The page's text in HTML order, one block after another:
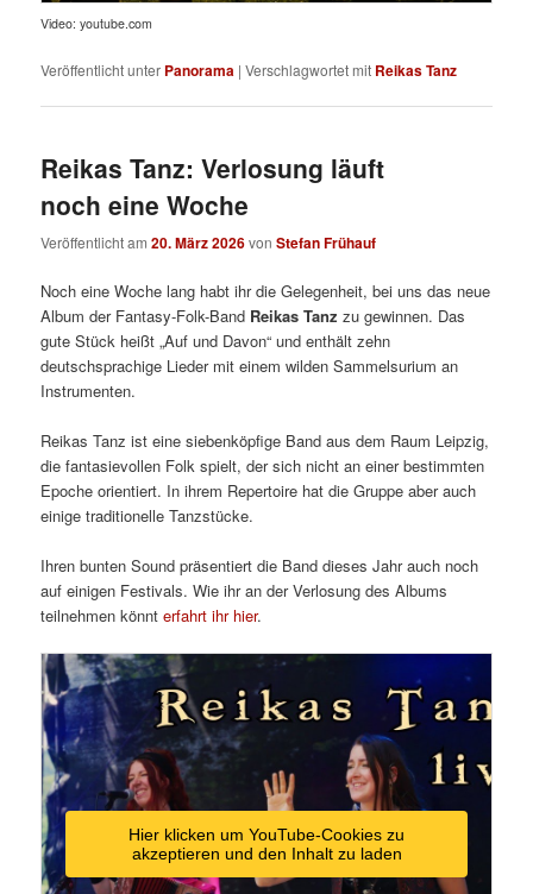
Video: youtube.com
Veröffentlicht unter Panorama |Verschlagwortet mit Reikas Tanz
Reikas Tanz: Verlosung läuft
noch eine Woche
Veröffentlicht am20. März 2026vonStefan Frühauf
Noch eine Woche lang habt ihr die Gelegenheit, bei uns das neue
Album der Fantasy-Folk-Band Reikas Tanz zu gewinnen. Das
gute Stück heißt „Auf und Davon“ und enthält zehn
deutschsprachige Lieder mit einem wilden Sammelsurium an
Instrumenten.
Reikas Tanz ist eine siebenköpfige Band aus dem Raum Leipzig,
die fantasievollen Folk spielt, der sich nicht an einer bestimmten
Epoche orientiert. In ihrem Repertoire hat die Gruppe aber auch
einige traditionelle Tanzstücke.
Ihren bunten Sound präsentiert die Band dieses Jahr auch noch
auf einigen Festivals. Wie ihr an der Verlosung des Albums
teilnehmen könnterfahrt ihr hier.
Hier klicken um YouTube-Cookies zu
akzeptieren und den Inhalt zu laden